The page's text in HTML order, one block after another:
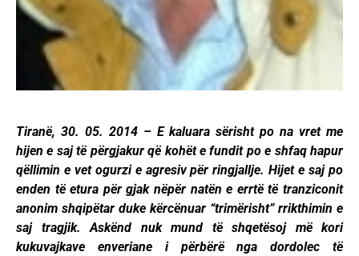
Tiranë, 30. 05. 2014 – E kaluara sërisht po na vret me
hijen e saj të përgjakur që kohët e fundit po e shfaq hapur
qëllimin e vet ogurzi e agresiv për ringjallje. Hijet e saj po
enden të etura për gjak nëpër natën e errtë të tranziconit
anonim shqipëtar duke kërcënuar “trimërisht” rrikthimin e
saj tragjik. Askënd nuk mund të shqetësoj më kori
kukuvajkave enveriane i përbërë nga dordolec të